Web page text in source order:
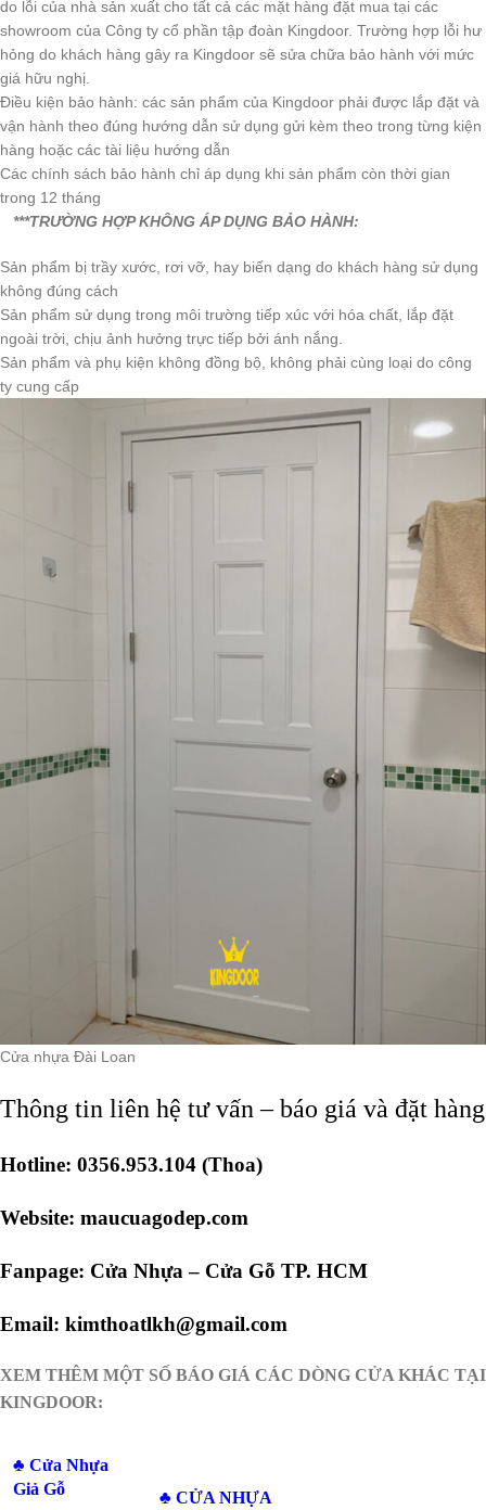
do lỗi của nhà sản xuất cho tất cả các mặt hàng đặt mua tại các
showroom của Công ty cổ phần tập đoàn Kingdoor. Trường hợp lỗi hư
hỏng do khách hàng gây ra Kingdoor sẽ sửa chữa bảo hành với mức
giá hữu nghị.
Điều kiện bảo hành: các sản phẩm của Kingdoor phải được lắp đặt và
vận hành theo đúng hướng dẫn sử dụng gửi kèm theo trong từng kiện
hàng hoặc các tài liệu hướng dẫn
Các chính sách bảo hành chỉ áp dụng khi sản phẩm còn thời gian
trong 12 tháng
***TRƯỜNG HỢP KHÔNG ÁP DỤNG BẢO HÀNH:
Sản phẩm bị trầy xước, rơi vỡ, hay biến dạng do khách hàng sử dụng
không đúng cách
Sản phẩm sử dụng trong môi trường tiếp xúc với hóa chất, lắp đặt
ngoài trời, chịu ảnh hưởng trực tiếp bởi ánh nắng.
Sản phẩm và phụ kiện không đồng bộ, không phải cùng loại do công
ty cung cấp
Cửa nhựa Đài Loan
Thông tin liên hệ tư vấn – báo giá và đặt hàng
Hotline: 0356.953.104 (Thoa)
Website: maucuagodep.com
Fanpage: Cửa Nhựa – Cửa Gỗ TP. HCM
Email: kimthoatlkh@gmail.com
XEM THÊM MỘT SỐ BÁO GIÁ CÁC DÒNG CỬA KHÁC TẠI
KINGDOOR:
♣ Cửa Nhựa
Giả Gỗ
♣ CỬA NHỰA